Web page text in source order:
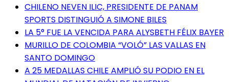
CHILENO NEVEN ILIC, PRESIDENTE DE PANAM
SPORTS DISTINGUIÓ A SIMONE BILES
LA 5° FUE LA VENCIDA PARA ALYSBETH FÉLIX BAYER
MURILLO DE COLOMBIA “VOLÓ” LAS VALLAS EN
SANTO DOMINGO
A 25 MEDALLAS CHILE AMPLIÓ SU PODIO EN EL